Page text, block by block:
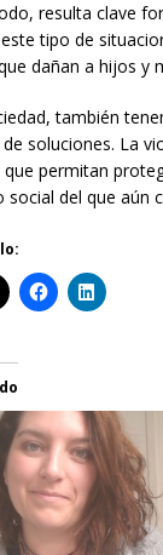
resulta clave
tipo de
dañan a hijos y
también
soluciones. La
permitan
social del que aún